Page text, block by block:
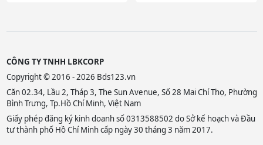
CÔNG TY TNHH LBKCORP
Copyright © 2016 - 2026 Bds123.vn
Căn 02.34, Lầu 2, Tháp 3, The Sun Avenue, Số 28 Mai Chí Thọ, Phường
Bình Trưng, Tp.Hồ Chí Minh, Việt Nam
Giấy phép đăng ký kinh doanh số 0313588502 do Sở kế hoạch và Đầu
tư thành phố Hồ Chí Minh cấp ngày 30 tháng 3 năm 2017.